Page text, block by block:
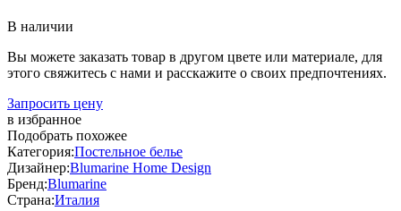
В наличии
Вы можете заказать товар в другом цвете или материале, для
этого свяжитесь с нами и расскажите о своих предпочтениях.
Запросить цену
в избранное
Подобрать похожее
Категория:Постельное белье
Дизайнер:Blumarine Home Design
Бренд:Blumarine
Страна:Италия